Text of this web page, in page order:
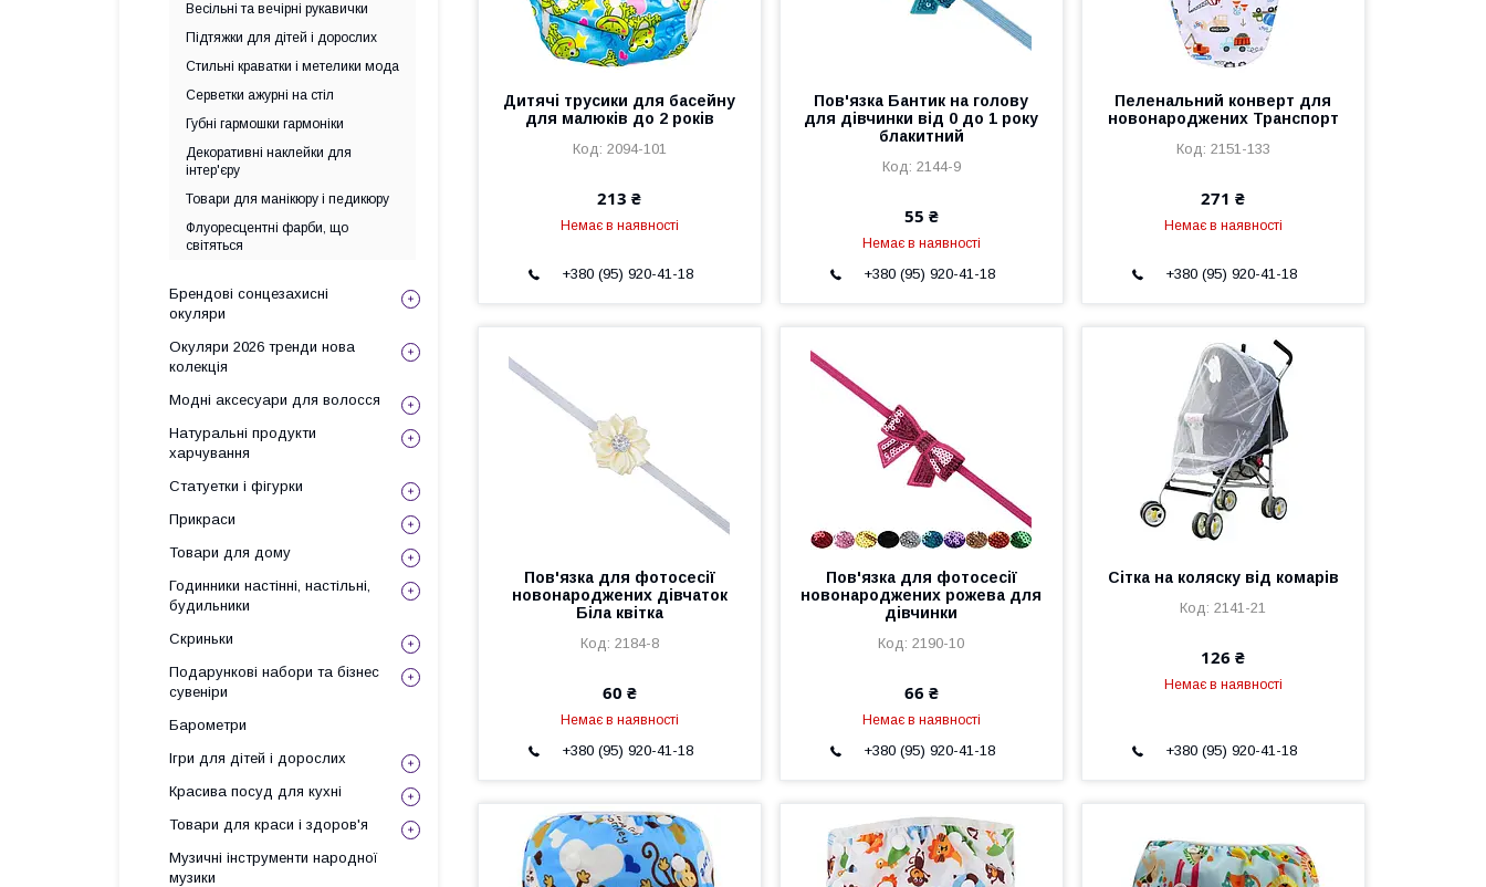
Дитячі трусики для басейну
для малюків до 2 років
2094-101
213 ₴
Немає в наявності
+380 (95) 920-41-18
Пов'язка Бантик на голову
для дівчинки від 0 до 1 року
блакитний
2144-9
55 ₴
Немає в наявності
+380 (95) 920-41-18
Пеленальний конверт для
новонароджених Транспорт
2151-133
271 ₴
Немає в наявності
+380 (95) 920-41-18
Пов'язка для фотосесії
новонароджених дівчаток
Біла квітка
2184-8
60 ₴
Немає в наявності
+380 (95) 920-41-18
Пов'язка для фотосесії
новонароджених рожева для
дівчинки
2190-10
66 ₴
Немає в наявності
+380 (95) 920-41-18
Сітка на коляску від комарів
2141-21
126 ₴
Немає в наявності
+380 (95) 920-41-18
Весільні та вечірні рукавички
Підтяжки для дітей і дорослих
Стильні краватки і метелики мода
Серветки ажурні на стіл
Губні гармошки гармоніки
Декоративні наклейки для
інтер'єру
Товари для манікюру і педикюру
Флуоресцентні фарби, що
світяться
Брендові сонцезахисні
окуляри
Окуляри 2026 тренди нова
колекція
Модні аксесуари для волосся
Натуральні продукти
харчування
Статуетки і фігурки
Прикраси
Товари для дому
Годинники настінні, настільні,
будильники
Скриньки
Подарункові набори та бізнес
сувеніри
Барометри
Ігри для дітей і дорослих
Красива посуд для кухні
Товари для краси і здоров'я
Музичні інструменти народної
музики